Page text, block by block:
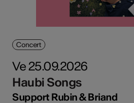
Concert
Ve 25.09.2026
Haubi Songs
Support Rubin & Briand